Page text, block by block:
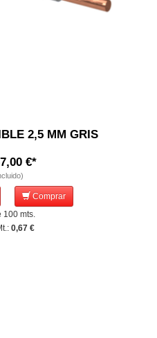
2,5 MM GRIS
€*
Comprar
100 mts.
0,67 €